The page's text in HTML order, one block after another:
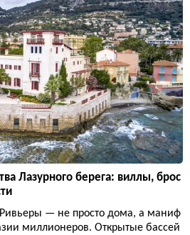
Лазурного берега: виллы, брос
— не просто дома, а маниф
миллионеров. Открытые бассей